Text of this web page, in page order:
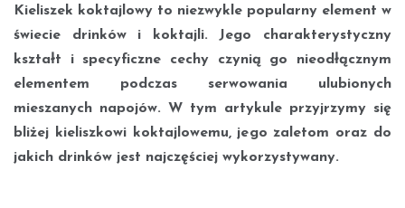
Kieliszek koktajlowy to niezwykle popularny element w
świecie drinków i koktajli. Jego charakterystyczny
kształt i specyficzne cechy czynią go nieodłącznym
elementem podczas serwowania ulubionych
mieszanych napojów. W tym artykule przyjrzymy się
bliżej kieliszkowi koktajlowemu, jego zaletom oraz do
jakich drinków jest najczęściej wykorzystywany.